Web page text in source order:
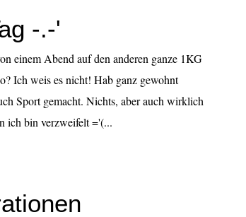
-.-'
einem Abend auf den anderen ganze 1KG
Ich weis es nicht! Hab ganz gewohnt
Sport gemacht. Nichts, aber auch wirklich
ich bin verzweifelt ='(...